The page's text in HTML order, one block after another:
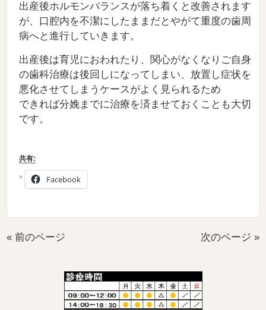
出産後ホルモンバランスが落ち着くと改善されます
が、口腔内を不潔にしたままだとやがて重度の歯周
病へと進行していきます。
出産後は育児におわれたり、関心がなくなりご自身
の歯科治療は後回しになってしまい、放置し症状を
悪化させてしまうケースがよく見られるため
できれば分娩までに治療を済ませておくことも大切
です。
共有:
Facebook
« 前のページ 次のページ »